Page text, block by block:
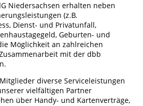
Niedersachsen erhalten neben
(z.B.
Dienst- und Privatunfall,
Geburten- und
Möglichkeit an zahlreichen
mit der dbb
diverse Serviceleistungen
vielfältigen Partner
über Handy- und Kartenverträge,